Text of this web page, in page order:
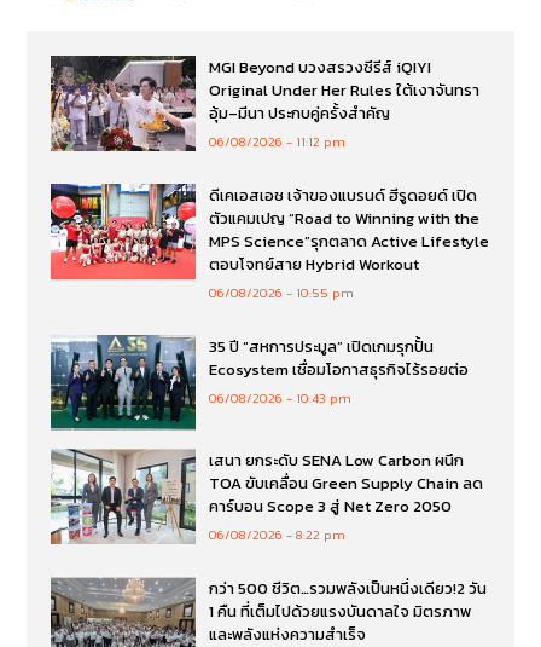
MGI Beyond บวงสรวงซีรีส์ iQIYI
Original Under Her Rules ใต้เงาจันทรา
อุ้ม–มีนา ประกบคู่ครั้งสำคัญ
06/08/2026 11:12 pm
ดีเคเอสเอช เจ้าของแบรนด์ ฮีรูดอยด์ เปิด
ตัวแคมเปญ “Road to Winning with the
MPS Science”รุกตลาด Active Lifestyle
ตอบโจทย์สาย Hybrid Workout
06/08/2026 10:55 pm
35 ปี “สหการประมูล” เปิดเกมรุกปั้น
Ecosystem เชื่อมโอกาสธุรกิจไร้รอยต่อ
06/08/2026 10:43 pm
เสนา ยกระดับ SENA Low Carbon ผนึก
TOA ขับเคลื่อน Green Supply Chain ลด
คาร์บอน Scope 3 สู่ Net Zero 2050
06/08/2026 8:22 pm
กว่า 500 ชีวิต…รวมพลังเป็นหนึ่งเดียว!2 วัน
1 คืน ที่เต็มไปด้วยแรงบันดาลใจ มิตรภาพ
และพลังแห่งความสำเร็จ